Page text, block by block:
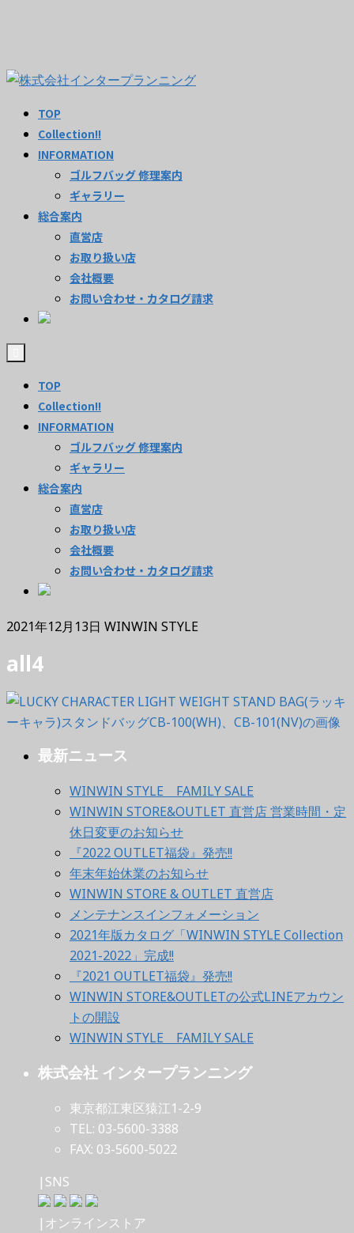
TOP
Collection!!
INFORMATION
ゴルフバッグ 修理案内
ギャラリー
総合案内
直営店
お取り扱い店
会社概要
お問い合わせ・カタログ請求
TOP
Collection!!
INFORMATION
ゴルフバッグ 修理案内
ギャラリー
総合案内
直営店
お取り扱い店
会社概要
お問い合わせ・カタログ請求
2021年12月13日 WINWIN STYLE
all4
最新ニュース
WINWIN STYLE FAMILY SALE
WINWIN STORE&OUTLET 直営店 営業時間・定
休日変更のお知らせ
『2022 OUTLET福袋』発売!!
年末年始休業のお知らせ
WINWIN STORE & OUTLET 直営店
メンテナンスインフォメーション
2021年版カタログ「WINWIN STYLE Collection
2021-2022」完成!!
『2021 OUTLET福袋』発売!!
WINWIN STORE&OUTLETの公式LINEアカウン
トの開設
WINWIN STYLE FAMILY SALE
株式会社 インタープランニング
東京都江東区猿江1-2-9
TEL: 03-5600-3388
FAX: 03-5600-5022
|SNS
|オンラインストア